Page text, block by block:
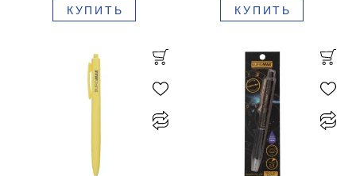
КУПИТЬ КУПИТЬ